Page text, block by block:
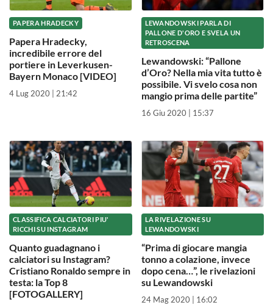
PAPERA HRADECKY
Papera Hradecky,
incredibile errore del
portiere in Leverkusen-
Bayern Monaco [VIDEO]
4 Lug 2020 | 21:42
LEWANDOWSKI PARLA DI
PALLONE D'ORO E SVELA UN
RETROSCENA
Lewandowski: “Pallone
d’Oro? Nella mia vita tutto è
possibile. Vi svelo cosa non
mangio prima delle partite”
16 Giu 2020 | 15:37
CLASSIFICA CALCIATORI PIU'
RICCHI SU INSTAGRAM
Quanto guadagnano i
calciatori su Instagram?
Cristiano Ronaldo sempre in
testa: la Top 8
[FOTOGALLERY]
LA RIVELAZIONE SU
LEWANDOWSKI
“Prima di giocare mangia
tonno a colazione, invece
dopo cena…”, le rivelazioni
su Lewandowski
24 Mag 2020 | 16:02